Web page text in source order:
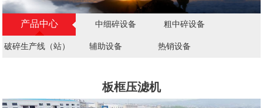
产品中心 中细碎设备 粗中碎设备
破碎生产线（站） 辅助设备 热销设备
板框压滤机